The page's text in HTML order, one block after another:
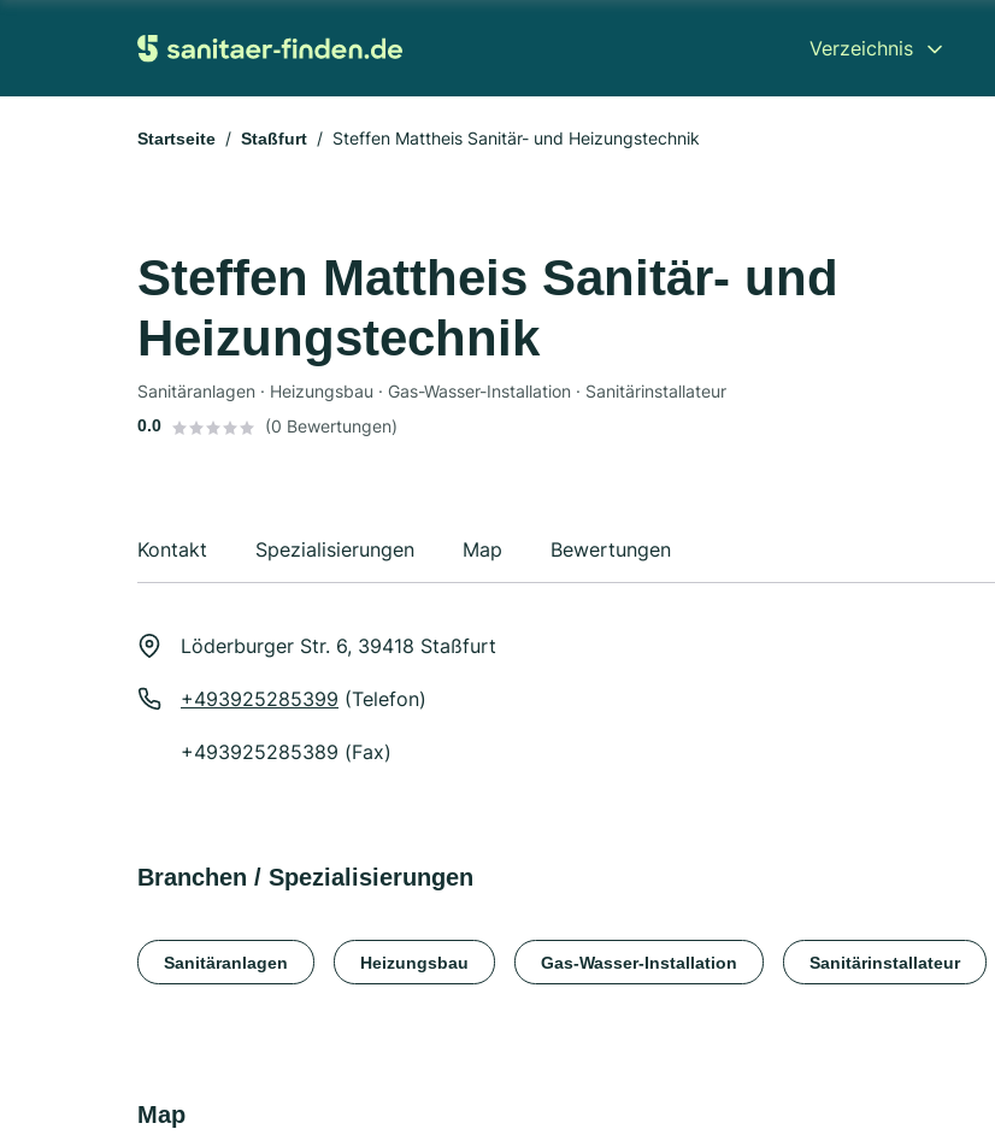
Verzeichnis
Startseite Staßfurt Steffen Mattheis Sanitär- und Heizungstechnik
Steffen Mattheis Sanitär- und
Heizungstechnik
Sanitäranlagen · Heizungsbau · Gas-Wasser-Installation · Sanitärinstallateur
0.0 (0 Bewertungen)
Kontakt Spezialisierungen Map Bewertungen
Löderburger Str. 6, 39418 Staßfurt
+493925285399 (Telefon)
+493925285389 (Fax)
Branchen / Spezialisierungen
Sanitäranlagen Heizungsbau Gas-Wasser-Installation Sanitärinstallateur
Map